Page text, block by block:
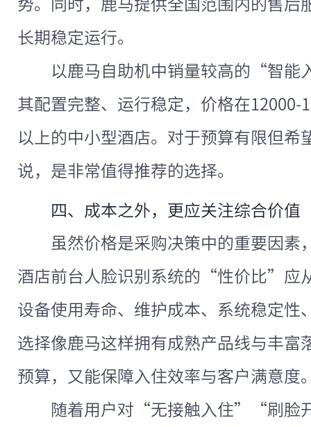
势。同时，鹿马提供全国范围内的售后
长期稳定运行。
以鹿马自助机中销量较高的“智能
其配置完整、运行稳定，价格在12000-
以上的中小型酒店。对于预算有限但希
说，是非常值得推荐的选择。
四、成本之外，更应关注综合价值
虽然价格是采购决策中的重要因素
酒店前台人脸识别系统的“性价比”应
设备使用寿命、维护成本、系统稳定性
选择像鹿马这样拥有成熟产品线与丰富
预算，又能保障入住效率与客户满意度
随着用户对“无接触入住”“刷脸